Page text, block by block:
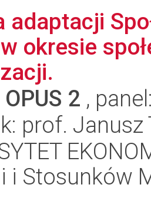
adaptacji
okresie
OPUS 2 ,
prof. Janusz
i Stosunków